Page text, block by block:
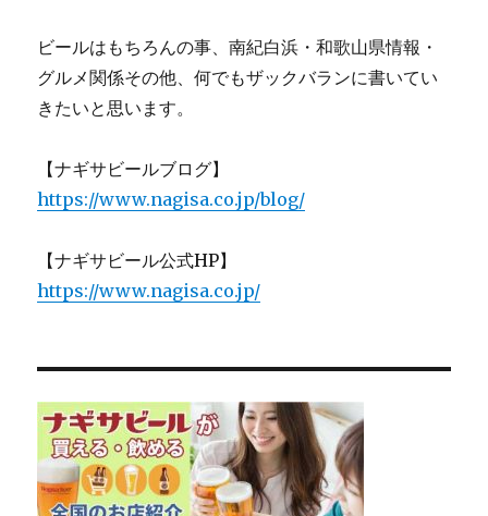
ビールはもちろんの事、南紀白浜・和歌山県情報・
グルメ関係その他、何でもザックバランに書いてい
きたいと思います。
【ナギサビールブログ】
https://www.nagisa.co.jp/blog/
【ナギサビール公式HP】
https://www.nagisa.co.jp/